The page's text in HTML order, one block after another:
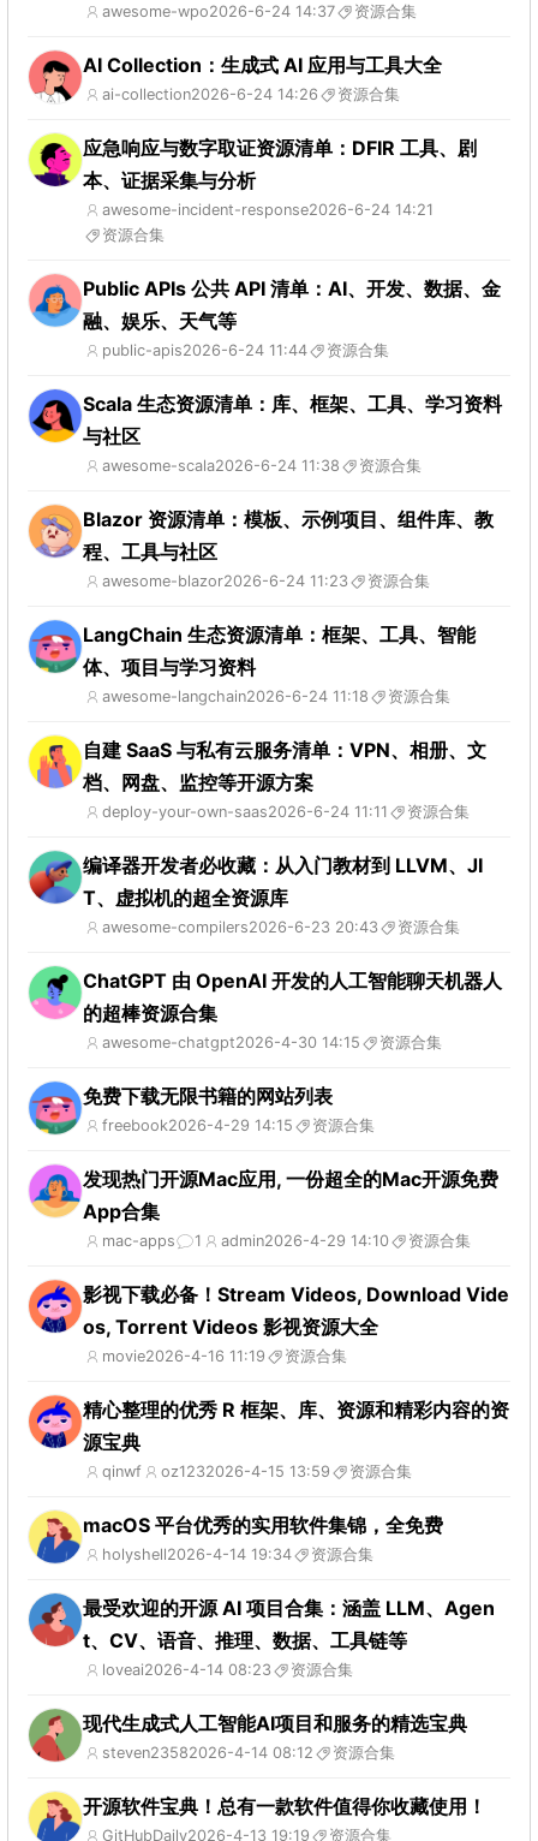
awesome-wpo2026-6-24 14:37 资源合集
AI Collection：生成式 AI 应用与工具大全
ai-collection2026-6-24 14:26 资源合集
应急响应与数字取证资源清单：DFIR 工具、剧
本、证据采集与分析
awesome-incident-response2026-6-24 14:21
资源合集
Public APIs 公共 API 清单：AI、开发、数据、金
融、娱乐、天气等
public-apis2026-6-24 11:44 资源合集
Scala 生态资源清单：库、框架、工具、学习资料
与社区
awesome-scala2026-6-24 11:38 资源合集
Blazor 资源清单：模板、示例项目、组件库、教
程、工具与社区
awesome-blazor2026-6-24 11:23 资源合集
LangChain 生态资源清单：框架、工具、智能
体、项目与学习资料
awesome-langchain2026-6-24 11:18 资源合集
自建 SaaS 与私有云服务清单：VPN、相册、文
档、网盘、监控等开源方案
deploy-your-own-saas2026-6-24 11:11 资源合集
编译器开发者必收藏：从入门教材到 LLVM、JI
T、虚拟机的超全资源库
awesome-compilers2026-6-23 20:43 资源合集
ChatGPT 由 OpenAI 开发的人工智能聊天机器人
的超棒资源合集
awesome-chatgpt2026-4-30 14:15 资源合集
免费下载无限书籍的网站列表
freebook2026-4-29 14:15 资源合集
发现热门开源Mac应用, 一份超全的Mac开源免费
App合集
mac-apps 1 admin2026-4-29 14:10 资源合集
影视下载必备！Stream Videos, Download Vide
os, Torrent Videos 影视资源大全
movie2026-4-16 11:19 资源合集
精心整理的优秀 R 框架、库、资源和精彩内容的资
源宝典
qinwf oz1232026-4-15 13:59 资源合集
macOS 平台优秀的实用软件集锦，全免费
holyshell2026-4-14 19:34 资源合集
最受欢迎的开源 AI 项目合集：涵盖 LLM、Agen
t、CV、语音、推理、数据、工具链等
loveai2026-4-14 08:23 资源合集
现代生成式人工智能AI项目和服务的精选宝典
steven23582026-4-14 08:12 资源合集
开源软件宝典！总有一款软件值得你收藏使用！
GitHubDaily2026-4-13 19:19 资源合集